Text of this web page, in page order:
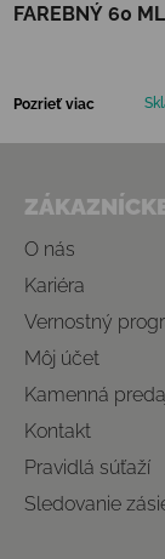
FAREBNÝ 60
Pozrieť viac
O nás
Kariéra
Vernostný
Môj účet
Kamenná
Kontakt
Pravidlá súťaží
Sledovanie